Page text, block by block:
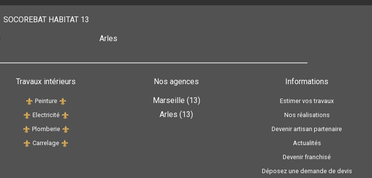
SOCOREBAT HABITAT 13
Arles
Travaux intérieurs
Peinture
Electricité
Plomberie
Carrelage
Nos agences
Marseille (13)
Arles (13)
Informations
Estimer vos travaux
Nos réalisations
Devenir artisan partenaire
Actualités
Devenir franchisé
Déposez une demande de devis